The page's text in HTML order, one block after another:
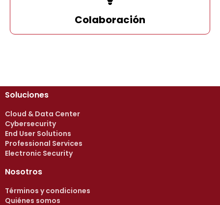
Colaboración
Soluciones
Cloud & Data Center
Cybersecurity
End User Solutions
Professional Services
Electronic Security
Nosotros
Términos y condiciones
Quiénes somos